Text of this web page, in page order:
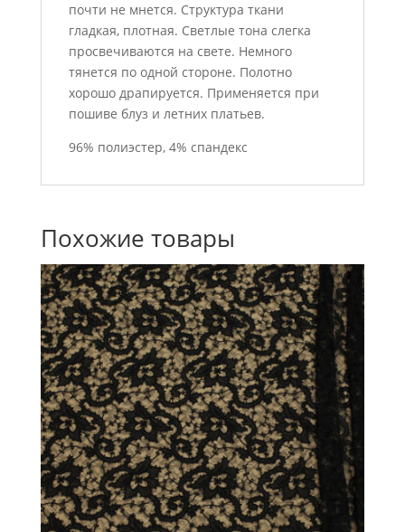
почти не мнется. Структура ткани
гладкая, плотная. Светлые тона слегка
просвечиваются на свете. Немного
тянется по одной стороне. Полотно
хорошо драпируется. Применяется при
пошиве блуз и летних платьев.
96% полиэстер, 4% спандекс
Похожие товары